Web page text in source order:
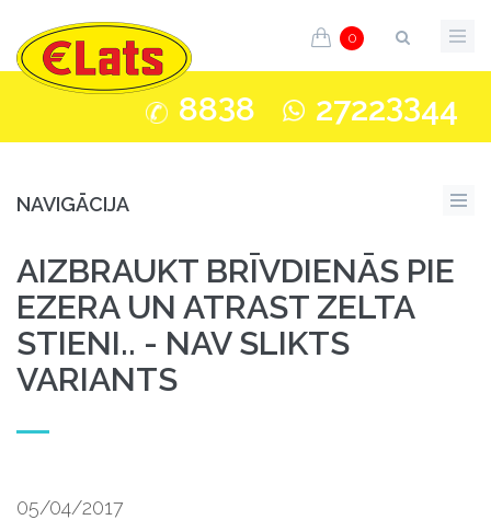
0
8838 27223344
NAVIGĀCIJA
AIZBRAUKT BRĪVDIENĀS PIE
EZERA UN ATRAST ZELTA
STIENI.. - NAV SLIKTS
VARIANTS
05/04/2017